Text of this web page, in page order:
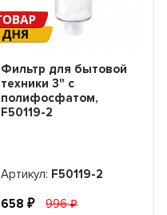
Фильтр для бытовой
техники 3" с
полифосфатом,
F50119-2
Артикул: F50119-2
658 996